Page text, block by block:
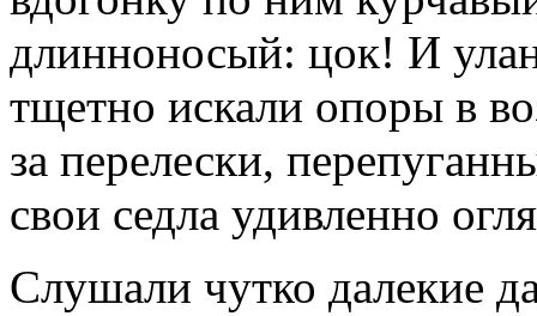
длинноносый: цок! И
тщетно искали опоры в
за перелески,
свои седла удивленно
Слушали чутко далекие